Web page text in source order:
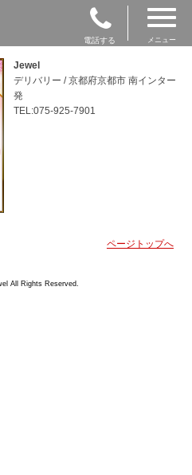
電話する メニュー
Jewel
デリバリー / 京都府京都市 南インター
発
TEL:075-925-7901
ページトップへ
All Rights Reserved.